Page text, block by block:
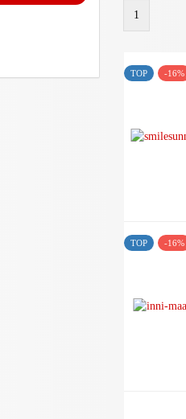
1
TOP -16%
TOP -16%